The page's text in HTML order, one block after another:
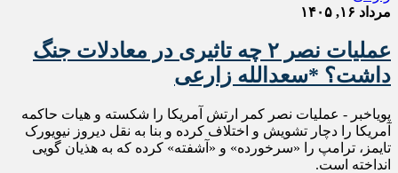
مرداد ۱۶, ۱۴۰۵
عملیات نصر ۲ چه تاثیری در معادلات جنگ
داشت؟ *سعدالله زارعی
پویاخبر - عملیات نصر کمر ارتش آمریکا را شکسته و هیات حاکمه
آمریکا را دچار تشویش و اختلاف کرده و بنا به نقل دیروز نیویورک
تایمز، ترامپ را «سرخورده» و «آشفته» کرده که به هذیان گویی
انداخته است.